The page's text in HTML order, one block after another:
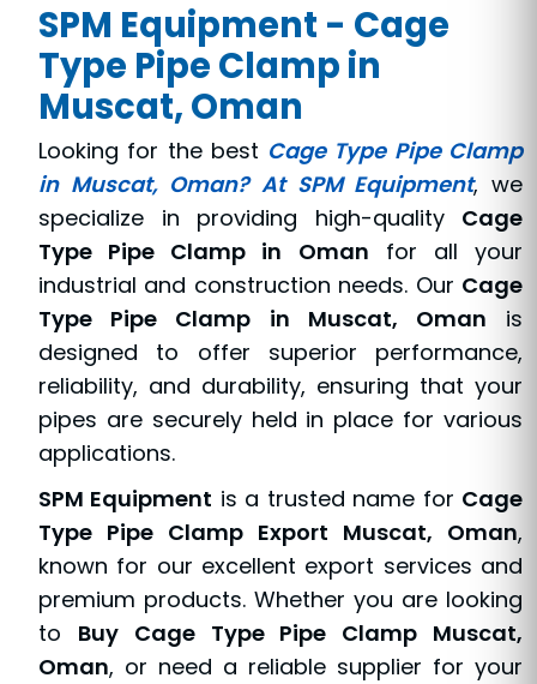
SPM Equipment - Cage
Type Pipe Clamp in
Muscat, Oman
Looking for the best Cage Type Pipe Clamp
in Muscat, Oman? At SPM Equipment, we
specialize in providing high-quality Cage
Type Pipe Clamp in Oman for all your
industrial and construction needs. Our Cage
Type Pipe Clamp in Muscat, Oman is
designed to offer superior performance,
reliability, and durability, ensuring that your
pipes are securely held in place for various
applications.
SPM Equipment is a trusted name for Cage
Type Pipe Clamp Export Muscat, Oman,
known for our excellent export services and
premium products. Whether you are looking
to Buy Cage Type Pipe Clamp Muscat,
Oman, or need a reliable supplier for your